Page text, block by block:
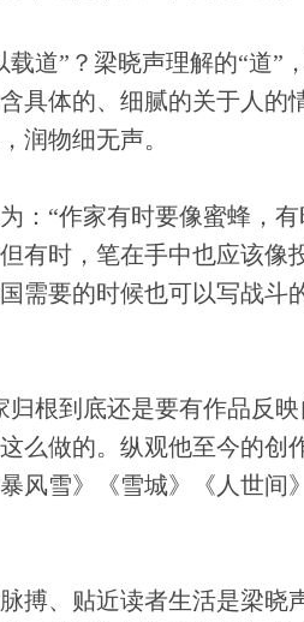
”？梁晓声理解的“道”
具体的、细腻的关于人的
润物细无声。
“作家有时要像蜜蜂，有
有时，笔在手中也应该像
需要的时候也可以写战斗
根到底还是要有作品反映
么做的。纵观他至今的创
风雪》《雪城》《人世间
、贴近读者生活是梁晓